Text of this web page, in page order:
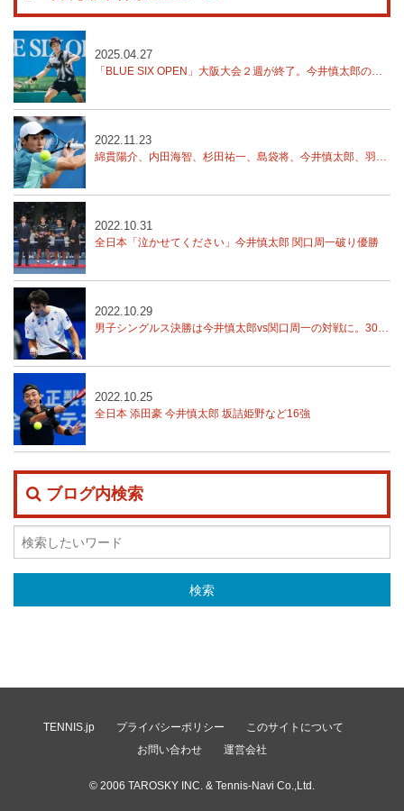
「BLUE SIX OPEN」大阪大会２週が終了。今井慎太郎の優勝で幕
2025.04.27
綿貫陽介、内田海智、杉田祐一、島袋将、今井慎太郎、羽澤慎治、2回戦に
2022.11.23
全日本「泣かせてください」今井慎太郎 関口周一破り優勝
2022.10.31
男子シングルス決勝は今井慎太郎vs関口周一の対戦に。30日11時スタート！【全日本テニス選手権】
2022.10.29
全日本 添田豪 今井慎太郎 坂詰姫野など16強
2022.10.25
ブログ内検索
TENNIS.jp プライバシーポリシー
このサイトについて
お問い合わせ
運営会社
© 2006 TAROSKY INC. & Tennis-Navi Co.,Ltd.